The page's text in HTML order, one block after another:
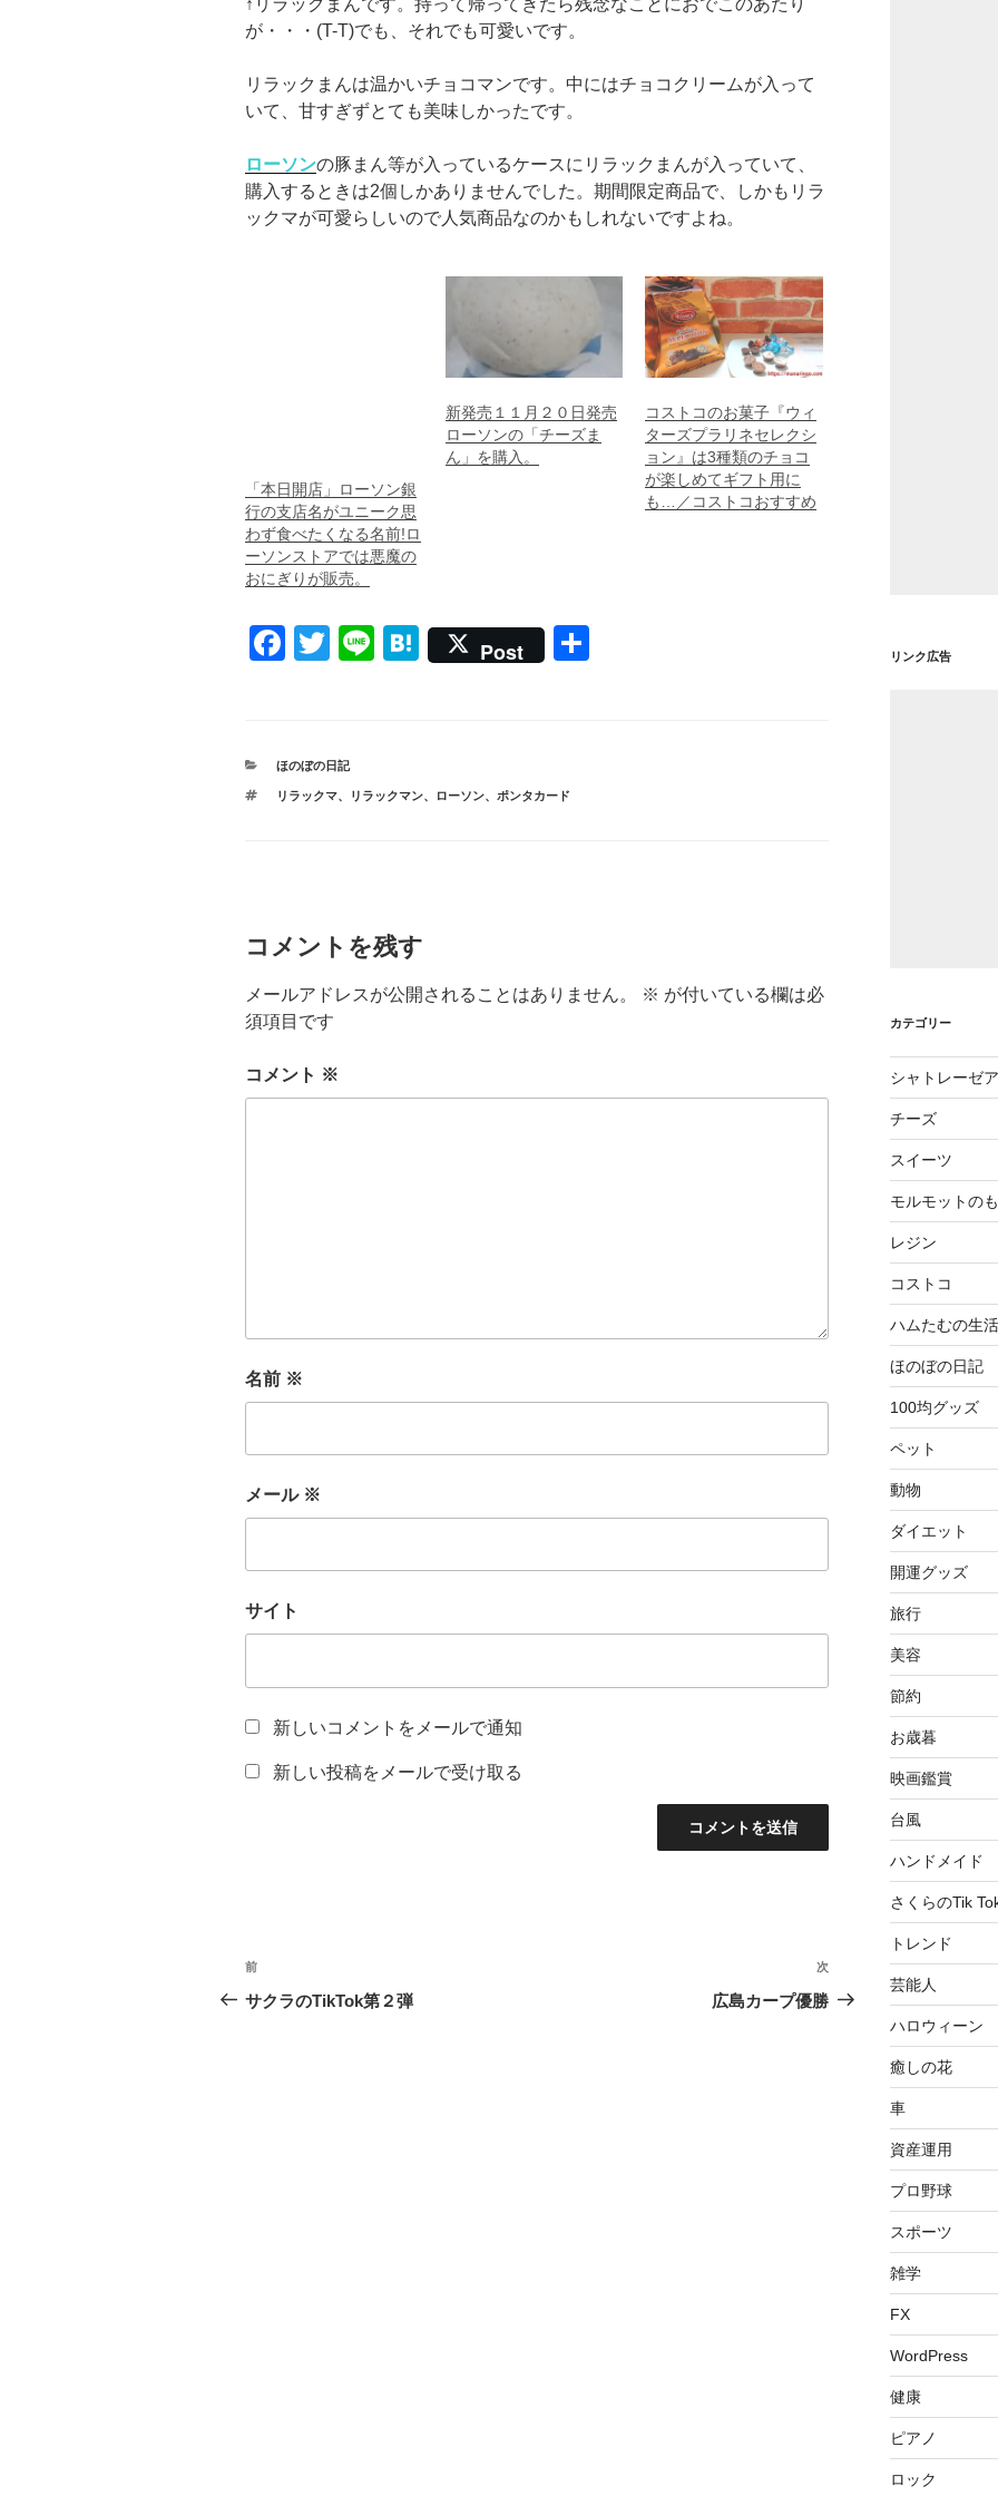
↑リラックまんです。持って帰ってきたら残念なことにおでこのあたり
が・・・(T-T)でも、それでも可愛いです。
リラックまんは温かいチョコマンです。中にはチョコクリームが入って
いて、甘すぎずとても美味しかったです。
ローソンの豚まん等が入っているケースにリラックまんが入っていて、
購入するときは2個しかありませんでした。期間限定商品で、しかもリラ
ックマが可愛らしいので人気商品なのかもしれないですよね。
「本日開店」ローソン銀
行の支店名がユニーク思
わず食べたくなる名前!ロ
ーソンストアでは悪魔の
おにぎりが販売。
新発売１１月２０日発売
ローソンの「チーズま
ん」を購入。
コストコのお菓子『ウィ
ターズプラリネセレクシ
ョン』は3種類のチョコ
が楽しめてギフト用に
も…／コストコおすすめ
F
e
b
T
er
Li
H
a
Post
カ
ゴ
ほのぼの日記
タ
リラックマ、 リラックマン、 ローソン、 ポンタカード
コメントを残す
メールアドレスが公開されることはありません。 ※ が付いている欄は必
須項目です
コメント ※
名前 ※
メール ※
サイト
新しいコメントをメールで通知
新しい投稿をメールで受け取る
投
稿
前
の
前
サクラのTikTok第２弾
次
の
次
広島カープ優勝
リンク広告
カテゴリー
シャトレーゼ
チーズ
スイーツ
モルモットの
レジン
コストコ
ハムたむの生活
ほのぼの日記
100均グッズ
ペット
動物
ダイエット
開運グッズ
旅行
美容
節約
お歳暮
映画鑑賞
台風
ハンドメイド
さくらのTik
トレンド
芸能人
ハロウィーン
癒しの花
車
資産運用
プロ野球
スポーツ
雑学
FX
WordPress
健康
ピアノ
ロック